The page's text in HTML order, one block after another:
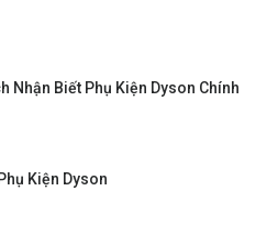
Nhận Biết Phụ Kiện Dyson Chính
Kiện Dyson